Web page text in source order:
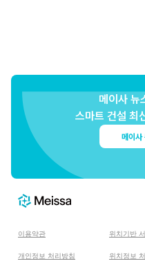
메이사 뉴
스마트 건설 최
메이사
이용약관
개인정보 처리방침
위치기반
위치정보